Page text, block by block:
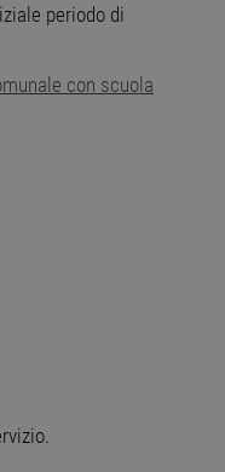
periodo di
con scuola